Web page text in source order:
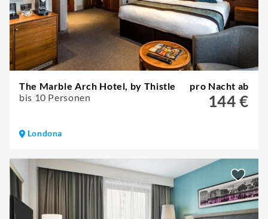
The Marble Arch Hotel, by Thistle
bis 10 Personen
pro Nacht ab
144 €
Londona